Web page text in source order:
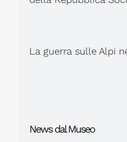
La guerra sulle Alpi
News dal Museo